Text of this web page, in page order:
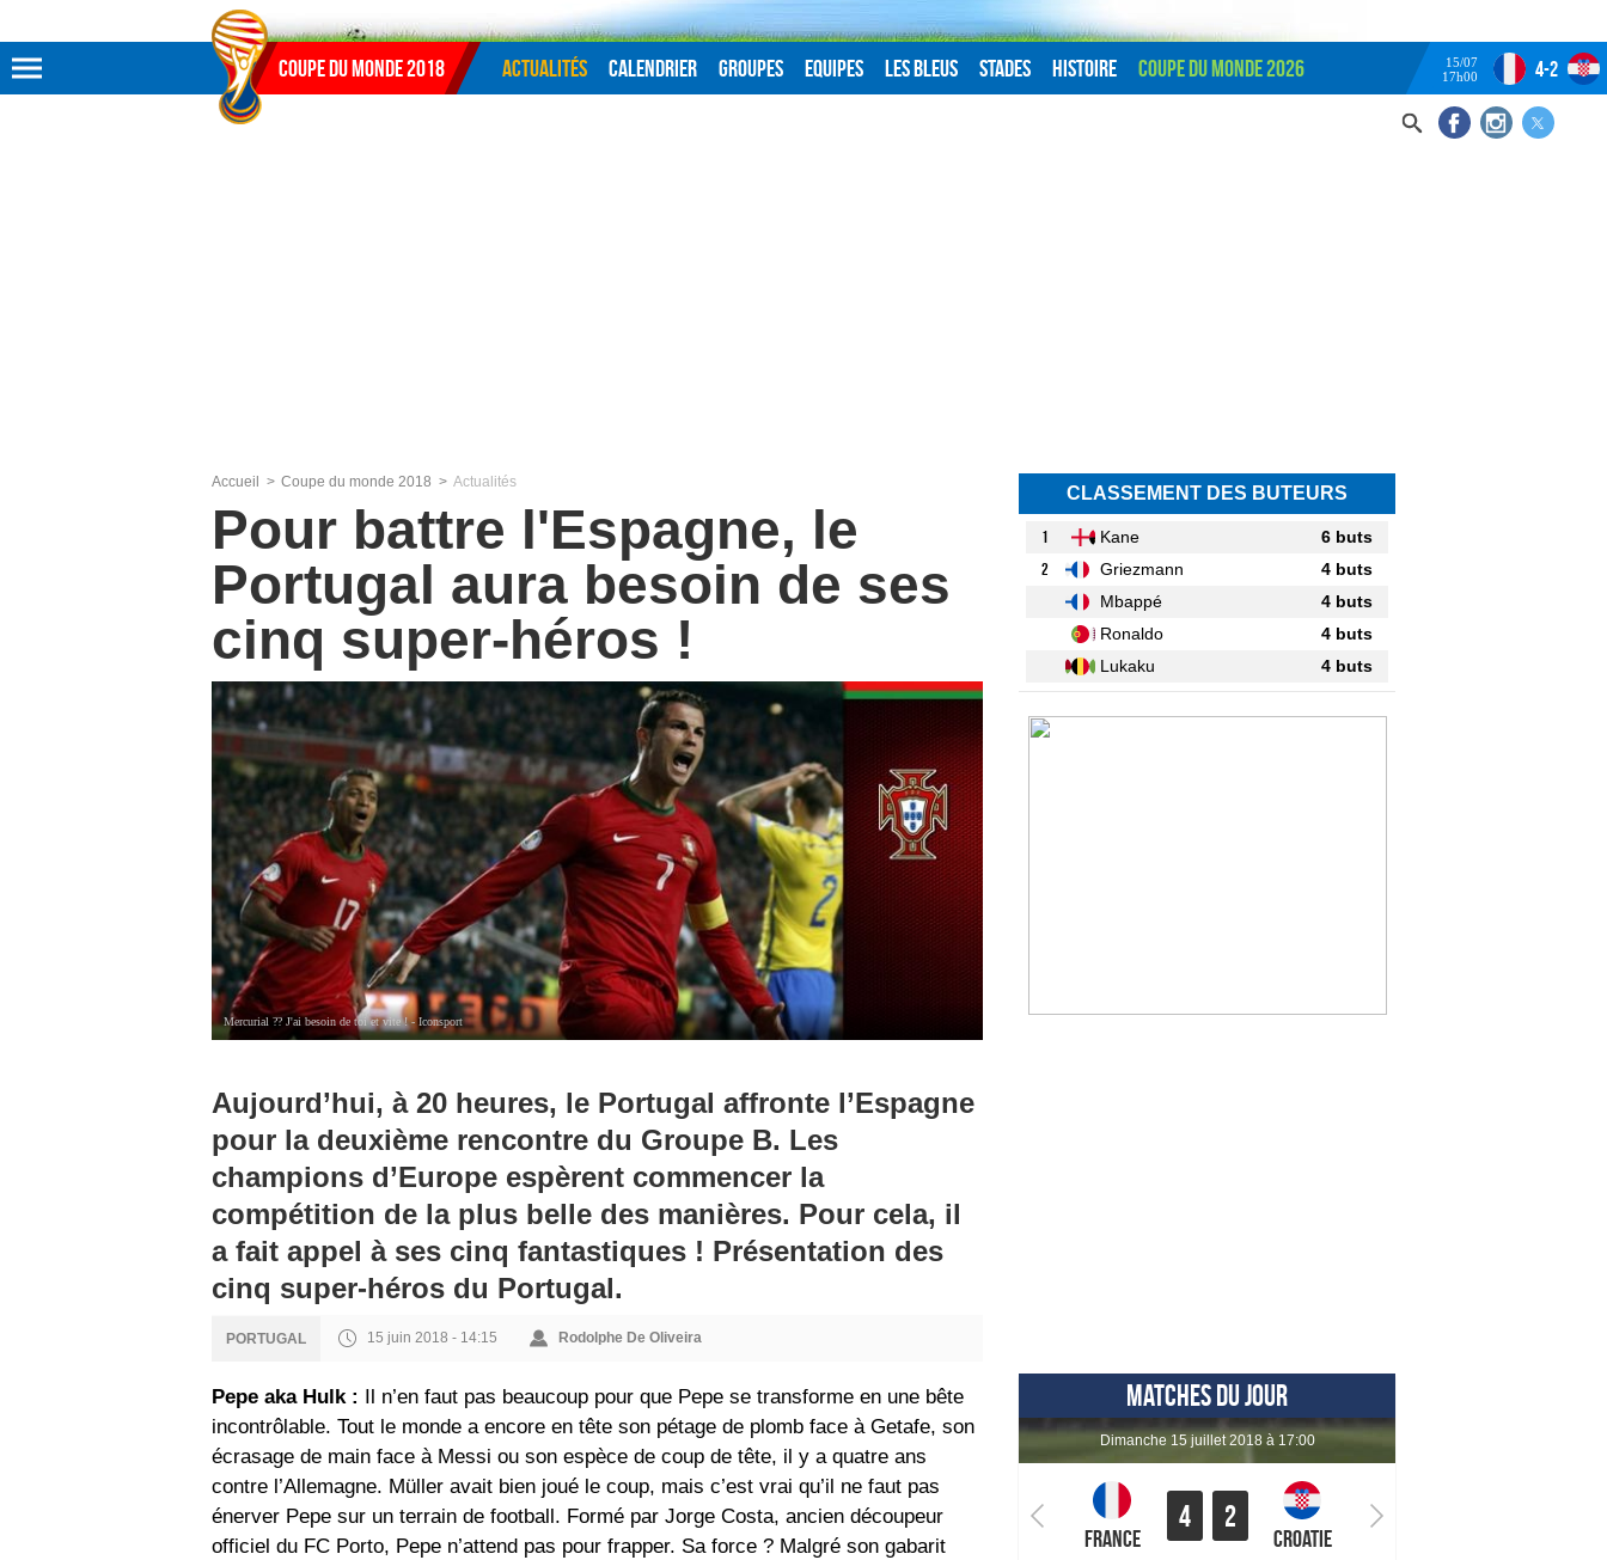
Aller au menu
Coupe du monde 2018 Actualités Calendrier Groupes Equipes Les Bleus Stades Histoire Coupe du monde 2026
15/07
17h00
4-2
Accueil Coupe du monde 2018 Actualités
Pour battre l'Espagne, le
Portugal aura besoin de ses
cinq super-héros !
Mercurial ?? J'ai besoin de toi et vite ! - Iconsport
Aujourd’hui, à 20 heures, le Portugal affronte l’Espagne
pour la deuxième rencontre du Groupe B. Les
champions d’Europe espèrent commencer la
compétition de la plus belle des manières. Pour cela, il
a fait appel à ses cinq fantastiques ! Présentation des
cinq super-héros du Portugal.
PORTUGAL 15 juin 2018 - 14:15 Rodolphe De Oliveira
Pepe aka Hulk :
Il n’en faut pas beaucoup pour que Pepe se transforme en une bête
incontrôlable. Tout le monde a encore en tête son pétage de plomb face à Getafe, son
écrasage de main face à Messi ou son espèce de coup de tête, il y a quatre ans
contre l’Allemagne. Müller avait bien joué le coup, mais c’est vrai qu’il ne faut pas
énerver Pepe sur un terrain de football. Formé par Jorge Costa, ancien découpeur
officiel du FC Porto, Pepe n’attend pas pour frapper. Sa force ? Malgré son gabarit
CLASSEMENT DES BUTEURS
1 Kane
6 buts
2
Griezmann
4 buts
Mbappé
4 buts
Ronaldo
4 buts
Lukaku
4 buts
MATCHES DU JOUR
dimanche 15 juillet 2018 à 17:00
France
4 2
Croatie